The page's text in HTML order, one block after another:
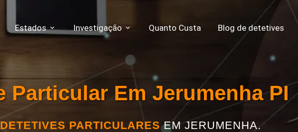
Estados Investigação Quanto Custa Blog de detetives
Particular Em Jerumenha PI
DETETIVES PARTICULARESEM JERUMENHA.